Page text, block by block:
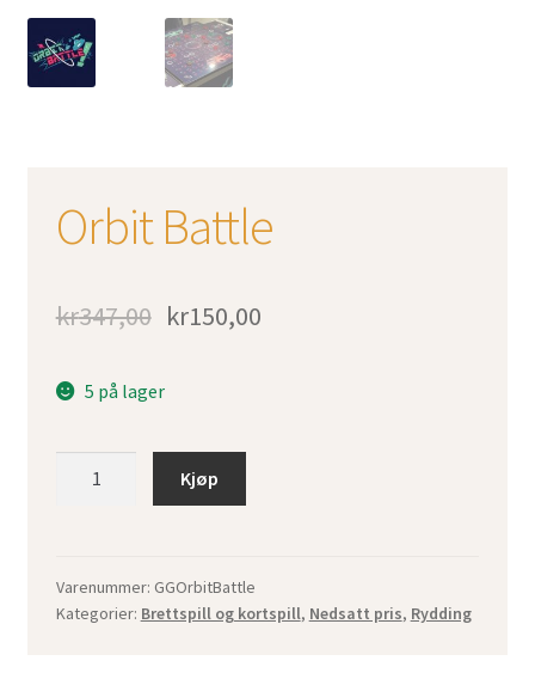
Orbit Battle
kr347,00 kr150,00
5 på lager
Kjøp
Varenummer: GGOrbitBattle
Kategorier: Brettspill og kortspill, Nedsatt pris, Rydding